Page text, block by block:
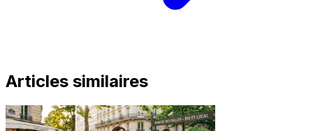
Articles similaires